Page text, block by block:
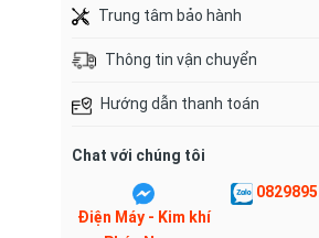
Trung tâm bảo hành
Thông tin vận chuyển
Hướng dẫn thanh toán
Chat với chúng tôi
Điện Máy - Kim khí